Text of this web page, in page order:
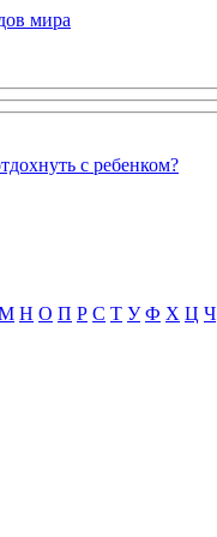
с ребенком?
Н О П Р С Т У Ф X Ц Ч